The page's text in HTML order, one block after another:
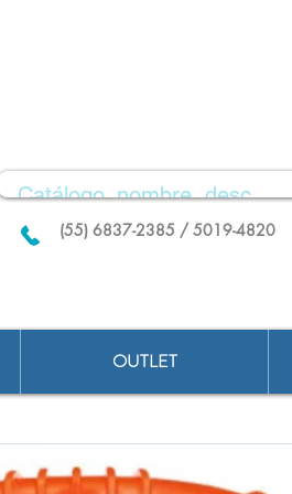
(55) 6837-2385 / 5019-4820
OUTLET